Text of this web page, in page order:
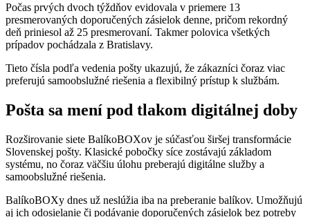
Počas prvých dvoch týždňov evidovala v priemere 13
presmerovaných doporučených zásielok denne, pričom rekordný
deň priniesol až 25 presmerovaní. Takmer polovica všetkých
prípadov pochádzala z Bratislavy.
Tieto čísla podľa vedenia pošty ukazujú, že zákazníci čoraz viac
preferujú samoobslužné riešenia a flexibilný prístup k službám.
Pošta sa mení pod tlakom digitálnej doby
Rozširovanie siete BalíkoBOXov je súčasťou širšej transformácie
Slovenskej pošty. Klasické pobočky síce zostávajú základom
systému, no čoraz väčšiu úlohu preberajú digitálne služby a
samoobslužné riešenia.
BalíkoBOXy dnes už neslúžia iba na preberanie balíkov. Umožňujú
aj ich odosielanie či podávanie doporučených zásielok bez potreby